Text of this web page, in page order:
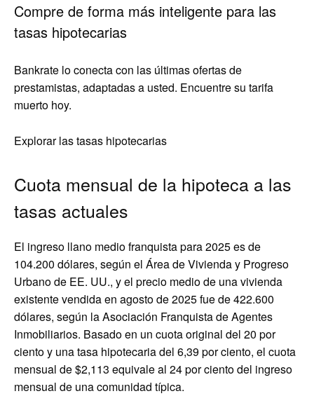
Compre de forma más inteligente para las
tasas hipotecarias
Bankrate lo conecta con las últimas ofertas de
prestamistas, adaptadas a usted. Encuentre su tarifa
muerto hoy.
Explorar las tasas hipotecarias
Cuota mensual de la hipoteca a las
tasas actuales
El ingreso llano medio franquista para 2025 es de
104.200 dólares, según el Área de Vivienda y Progreso
Urbano de EE. UU., y el precio medio de una vivienda
existente vendida en agosto de 2025 fue de 422.600
dólares, según la Asociación Franquista de Agentes
Inmobiliarios. Basado en un cuota original del 20 por
ciento y una tasa hipotecaria del 6,39 por ciento, el cuota
mensual de $2,113 equivale al 24 por ciento del ingreso
mensual de una comunidad típica.